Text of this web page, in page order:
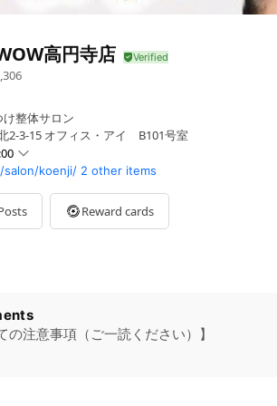
高円寺店
整体サロン
2-3-15 オフィス・アイ B101号室
salon/koenji/ 2 other items
Reward cards
の注意事項（ご一読ください）】